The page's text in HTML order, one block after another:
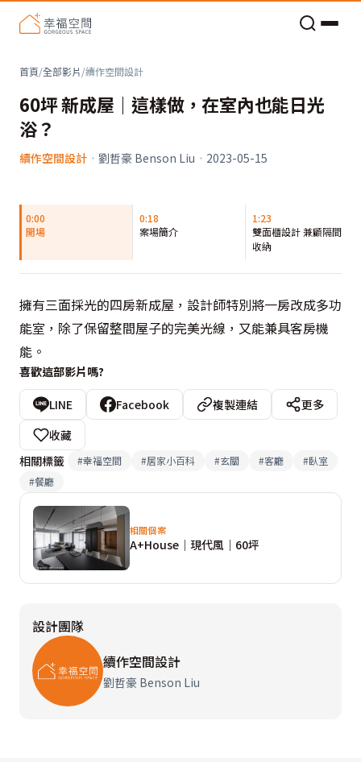
首頁/全部影片/續作空間設計
60坪 新成屋｜這樣做，在室內也能日光
浴？
續作空間設計 · 劉哲豪 Benson Liu · 2023-05-15
0:00
開場
0:18
案場簡介
1:23
雙面櫃設計 兼顧隔間和
收納
擁有三面採光的四房新成屋，設計師特別將一房改成多功
能室，除了保留整間屋子的完美光線，又能兼具客房機
能。
喜歡這部影片嗎?
LINE Facebook 複製連結
更多
收藏
相關標籤
#幸福空間 #居家小百科 #玄關 #客廳 #臥室
#餐廳
相關個案
A+House｜現代風｜60坪
設計團隊
續作空間設計
劉哲豪 Benson Liu